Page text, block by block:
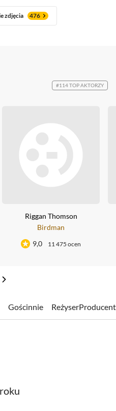
zdjęcia 476
#114 TOP AKTORZY
Riggan Thomson
Birdman
9,0
11 475 ocen
Gościnnie ReżyserProducent